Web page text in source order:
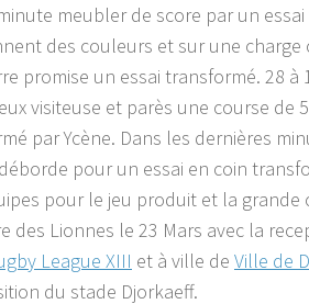
meubler de score par un
des couleurs et sur une charge
promise un essai transformé. 28 à
visiteuse et parès une course de
par Ycène. Dans les dernières
pour un essai en coin
pour le jeu produit et la grande
des Lionnes le 23 Mars avec la
League XIII et à ville de Ville de
du stade Djorkaeff.